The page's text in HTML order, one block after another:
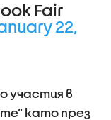
Fair
22,
участия в
като през